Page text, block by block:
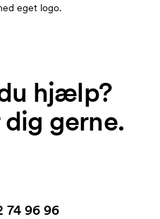
eget logo.
hjælp?
gerne.
74 96 96